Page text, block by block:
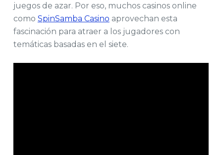
juegos de azar. Por eso, muchos casinos online
como SpinSamba Casino aprovechan esta
fascinación para atraer a los jugadores con
temáticas basadas en el siete.